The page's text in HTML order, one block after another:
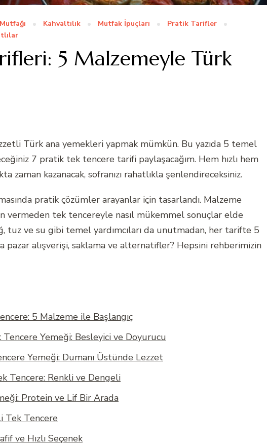
Kahvaltılık Mutfak İpuçları
Pratik Tarifler
5 Malzemeyle Türk
Türk ana yemekleri yapmak mümkün. Bu yazıda 5 temel
7 pratik tek tencere tarifi paylaşacağım. Hem hızlı hem
kazanacak, sofranızı rahatlıkla şenlendireceksiniz.
pratik çözümler arayanlar için tasarlandı. Malzeme
vermeden tek tencereyle nasıl mükemmel sonuçlar elde
tuz ve su gibi temel yardımcıları da unutmadan, her tarifte 5
pazar alışverişi, saklama ve alternatifler? Hepsini rehberimizin
5 Malzeme ile Başlangıç
Yemeği: Besleyici ve Doyurucu
Yemeği: Dumanı Üstünde Lezzet
Tencere: Renkli ve Dengeli
Protein ve Lif Bir Arada
Tek Tencere
ve Hızlı Seçenek